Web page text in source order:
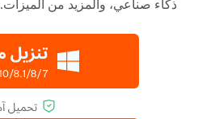
ذكاء صناعي، والمزيد من الميزات.